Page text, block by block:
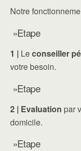
Notre
»Etape
1 | Leconseiller
votre besoin.
»Etape
2 | Evaluation par
domicile.
»Etape